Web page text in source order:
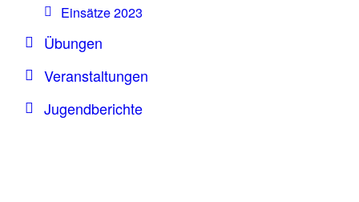
Einsätze 2023
Übungen
Veranstaltungen
Jugendberichte